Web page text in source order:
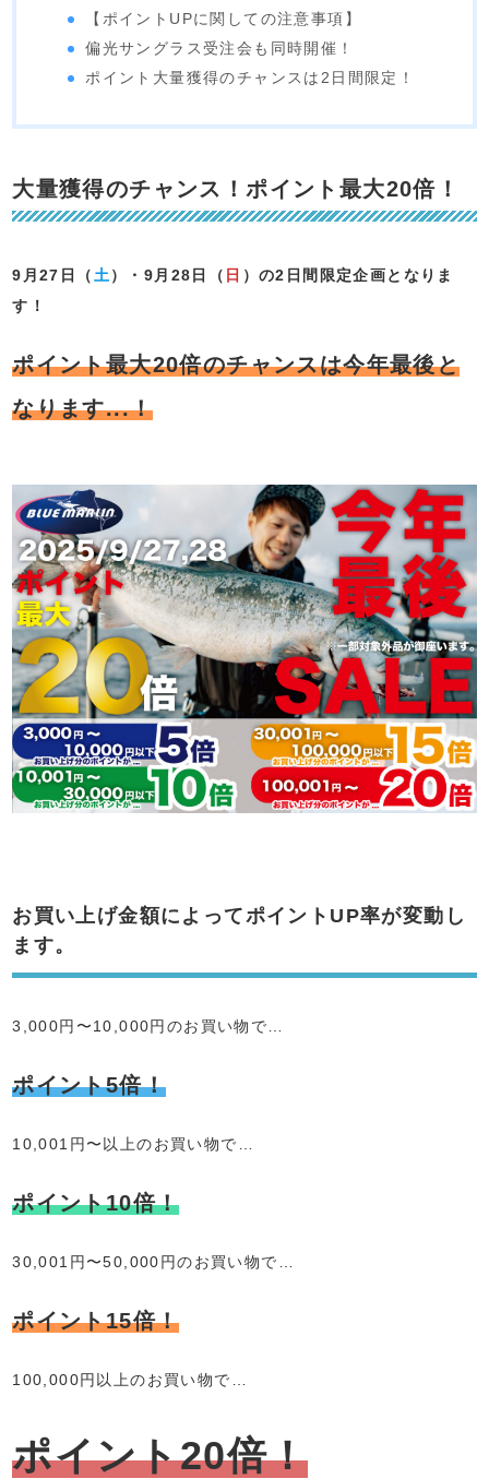
【ポイントUPに関しての注意事項】
偏光サングラス受注会も同時開催！
ポイント大量獲得のチャンスは2日間限定！
大量獲得のチャンス！ポイント最大20倍！
9月27日（ 土 ）・9月28日（ 日 ）の2日間限定企画となりま
す！
ポイント最大20倍のチャンスは今年最後と
なります...！
お買い上げ金額によってポイントUP率が変動し
ます。
3,000円〜10,000円のお買い物で…
ポイント5倍！
10,001円〜以上のお買い物で…
ポイント10倍！
30,001円〜50,000円のお買い物で…
ポイント15倍！
100,000円以上のお買い物で…
ポイント20倍！